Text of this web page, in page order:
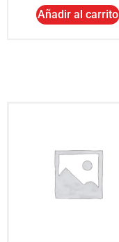
Añadir al carrito